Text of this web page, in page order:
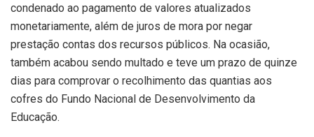
condenado ao pagamento de valores atualizados
monetariamente, além de juros de mora por negar
prestação contas dos recursos públicos. Na ocasião,
também acabou sendo multado e teve um prazo de quinze
dias para comprovar o recolhimento das quantias aos
cofres do Fundo Nacional de Desenvolvimento da
Educação.